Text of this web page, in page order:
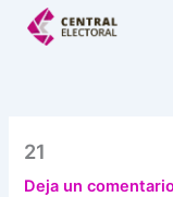
21
Deja un